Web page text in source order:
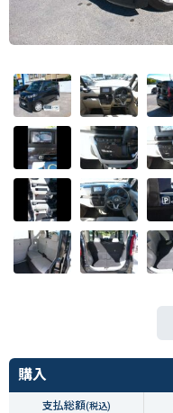
購入
支払総額(税込)